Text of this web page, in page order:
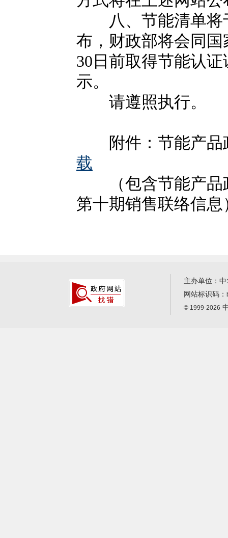
八、节能清单将
布，财政部将会同国
30日前取得节能认
示。
请遵照执行。
附件：节能产品
载
（包含节能产品
第十期销售联络信息
主办单位：
网站标识码：
© 1999-2026